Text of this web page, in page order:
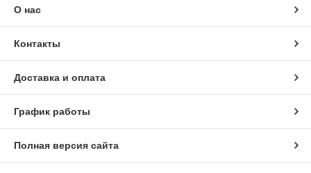
О нас
Контакты
Доставка и оплата
График работы
Полная версия сайта